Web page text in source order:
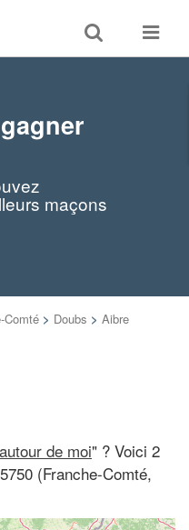
Toggle
search
Toggle
maçons
Comté > Doubs > Aibre
de moi" ? Voici 2
(Franche-Comté,